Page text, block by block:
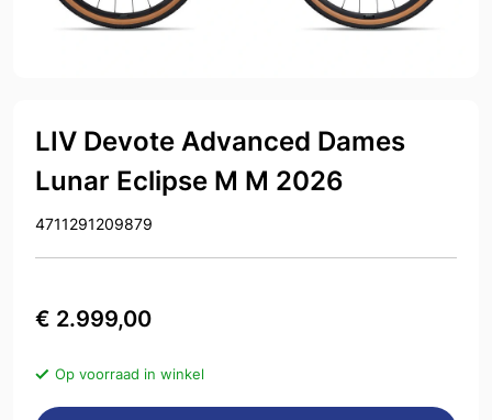
LIV Devote Advanced Dames
Lunar Eclipse M M 2026
4711291209879
€ 2.999,00
Op voorraad in winkel